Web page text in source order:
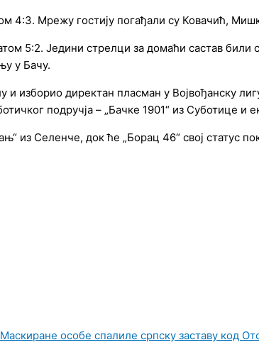
4:3. Мрежу гостију погађали су Ковачић,
5:2. Једини стрелци за домаћи састав
у Бачу.
и изборио директан пласман у Војвођанску
подручја – „Бачке 1901“ из Суботице и
из Селенче, док ће „Борац 46“ свој статус